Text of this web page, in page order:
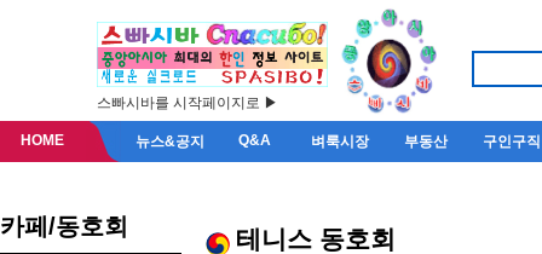
스빠시바를 시작페이지로 ▶
HOME 뉴스&공지 Q&A 벼룩시장 부동산 구인구직
카페/동호회 테니스 동호회